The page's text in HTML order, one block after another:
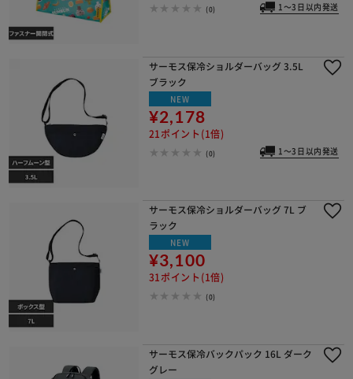
(0) 1～3日以内発送
サーモス保冷ショルダーバッグ 3.5L
ブラック
NEW
¥2,178
21ポイント(1倍)
(0) 1～3日以内発送
サーモス保冷ショルダーバッグ 7L ブ
ラック
NEW
¥3,100
31ポイント(1倍)
(0)
サーモス保冷バックパック 16L ダーク
グレー
※ご確認ください